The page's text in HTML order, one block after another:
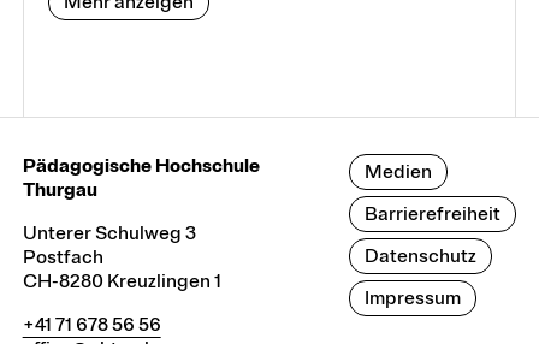
Pädagogische Hochschule
Thurgau
Unterer Schulweg 3
Postfach
CH-8280 Kreuzlingen 1
+41 71 678 56 56
Medien
Barrierefreiheit
Datenschutz
Impressum